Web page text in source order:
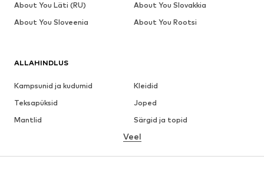
ALLAHINDLUS
Kampsunid ja kudumid
Kleidid
Teksapüksid
Joped
Mantlid
Särgid ja topid
Pesu
Seelikud
Pluusid ja tuunikad
Veel
About You Läti (RU)
About You Slovakkia
About You Sloveenia
About You Rootsi